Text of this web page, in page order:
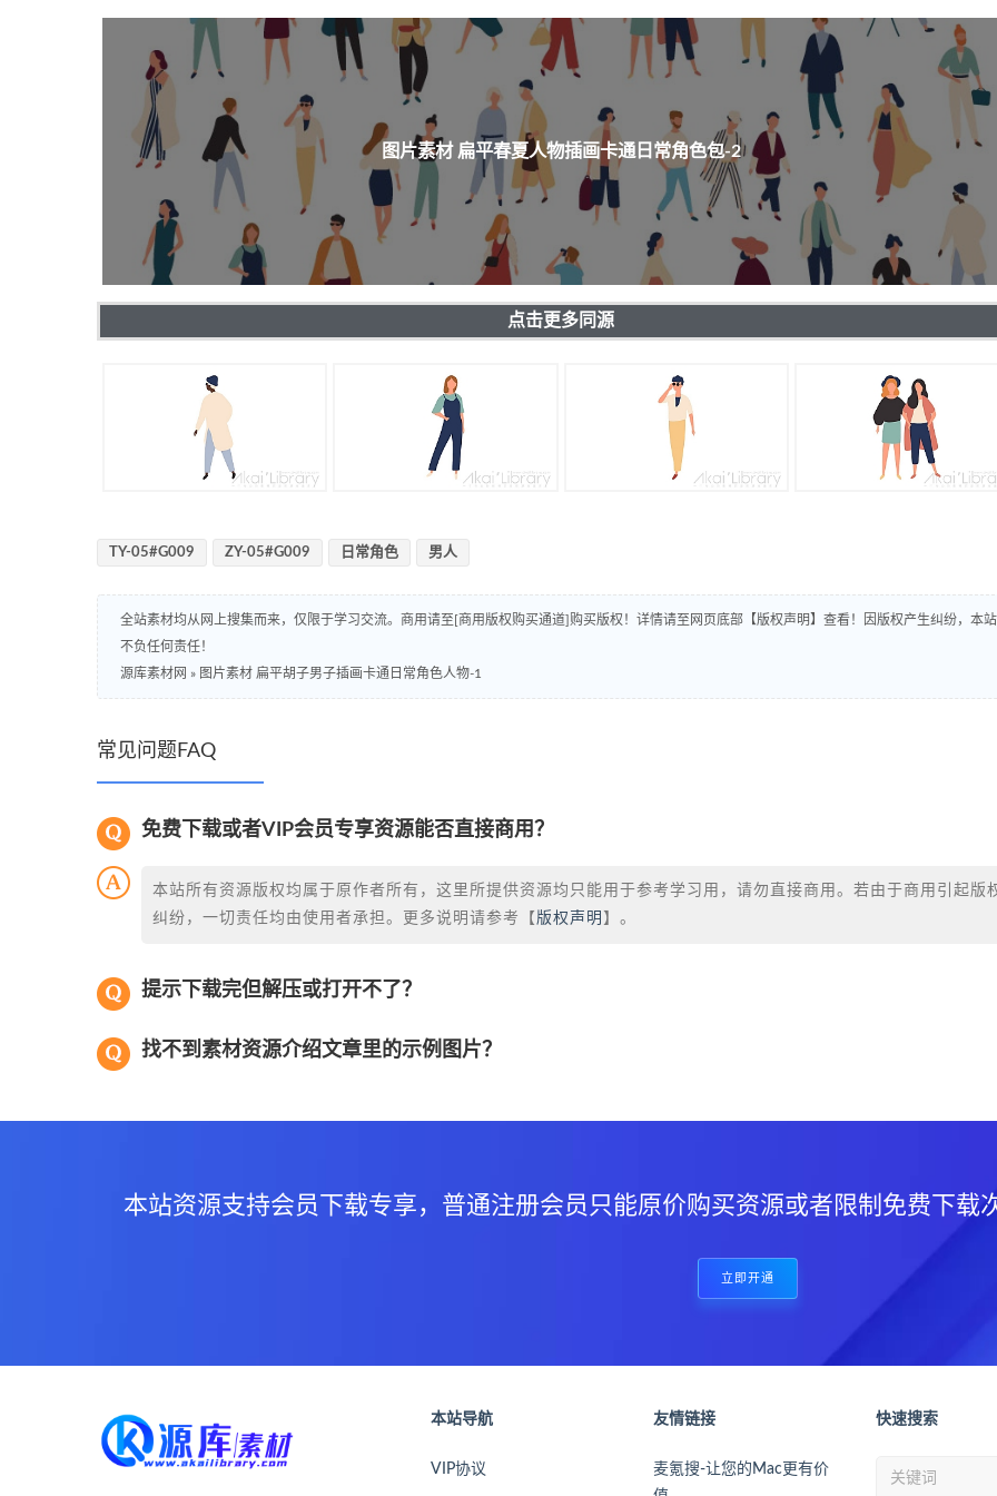
图片素材 扁平春夏人物插画卡通日常角色包-2
点击更多同源
TY-05#G009 ZY-05#G009 日常角色 男人
全站素材均从网上搜集而来，仅限于学习交流。商用请至[商用版权购买通道]购买版权！详情请至网页底部【版权声明】查看！因版权产生纠纷，本站
不负任何责任！
源库素材网 » 图片素材 扁平胡子男子插画卡通日常角色人物-1
常见问题FAQ
免费下载或者VIP会员专享资源能否直接商用？
本站所有资源版权均属于原作者所有，这里所提供资源均只能用于参考学习用，请勿直接商用。若由于商用引起版
纠纷，一切责任均由使用者承担。更多说明请参考【 版权声明 】。
提示下载完但解压或打开不了？
找不到素材资源介绍文章里的示例图片？
本站资源支持会员下载专享，普通注册会员只能原价购买资源或者限制免费下载
立即开通
本站导航
VIP协议
友情链接
麦氪搜-让您的Mac更有价
快速搜索